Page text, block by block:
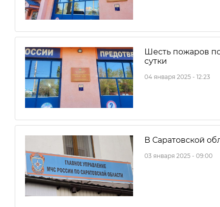
Шесть пожаров
сутки
04 января 2025 - 12:23
В Саратовской
03 января 2025 - 09:00